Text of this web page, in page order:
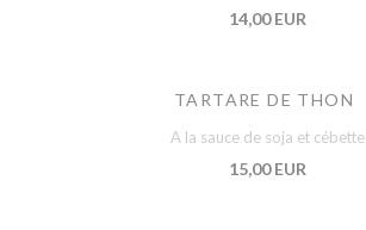
14,00 EUR
TARTARE DE THON
A la sauce de soja et cébette
15,00 EUR